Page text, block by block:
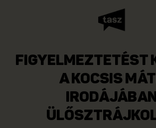
FIGYELMEZTETÉST
A KOCSIS